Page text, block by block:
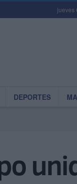
jueves
DEPORTES